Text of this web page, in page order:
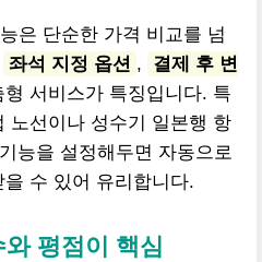
은 단순한 가격 비교를 넘
좌석 지정 옵션 ,
결제 후 변
서비스가 특징입니다. 특
노선이나 성수기 일본행 항
능을 설정해두면 자동으로
수 있어 유리합니다.
평점이 핵심